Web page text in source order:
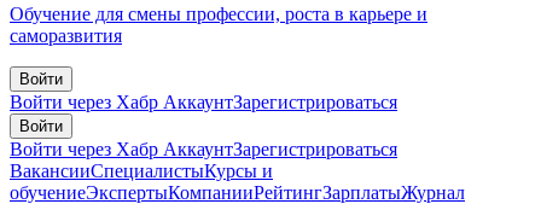
Обучение для смены профессии, роста в карьере и
саморазвития
Войти
Войти через Хабр АккаунтЗарегистрироваться
Войти
Войти через Хабр АккаунтЗарегистрироваться
ВакансииСпециалистыКурсы и
обучениеЭкспертыКомпанииРейтингЗарплатыЖурнал